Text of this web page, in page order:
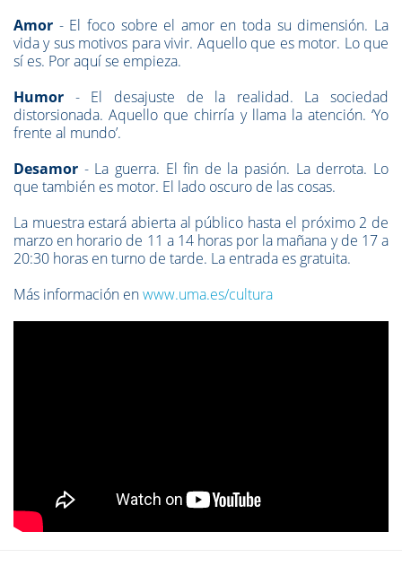
Amor - El foco sobre el amor en toda su dimensión. La
vida y sus motivos para vivir. Aquello que es motor. Lo que
sí es. Por aquí se empieza.
Humor - El desajuste de la realidad. La sociedad
distorsionada. Aquello que chirría y llama la atención. ‘Yo
frente al mundo’.
Desamor - La guerra. El fin de la pasión. La derrota. Lo
que también es motor. El lado oscuro de las cosas.
La muestra estará abierta al público hasta el próximo 2 de
marzo en horario de 11 a 14 horas por la mañana y de 17 a
20:30 horas en turno de tarde. La entrada es gratuita.
Más información enwww.uma.es/cultura